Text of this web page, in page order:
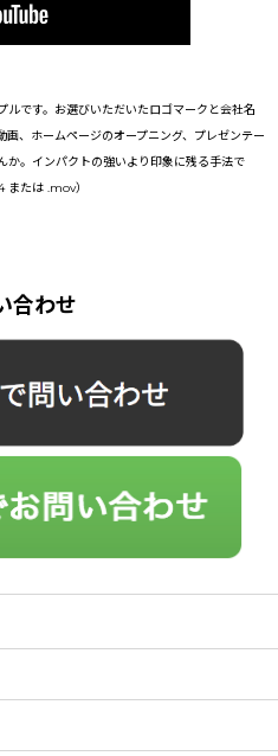
です。お選びいただいたロゴマークと会社名
、ホームページのオープニング、プレゼンテー
か。インパクトの強いより印象に残る手法で
たは .mov）
合わせ